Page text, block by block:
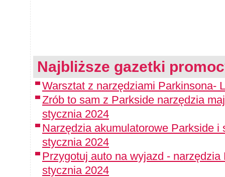
Najbliższe gazetki
Warsztat z narzędziami Parkinsona-
Zrób to sam z Parkside narzędzia
stycznia 2024
Narzędzia akumulatorowe Parkside i
stycznia 2024
Przygotuj auto na wyjazd -
stycznia 2024